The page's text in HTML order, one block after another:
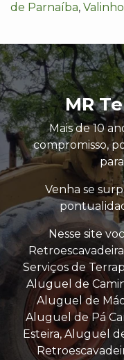
de Parnaíba,
MR
Mais de 10
compromisso,
Venha se
Nesse site
Serviços de
Aluguel de
Aluguel de
Aluguel de Pá
Esteira, Aluguel